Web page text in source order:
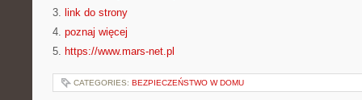
3. link do strony
4. poznaj więcej
5. https://www.mars-net.pl
CATEGORIES: BEZPIECZEŃSTWO W DOMU